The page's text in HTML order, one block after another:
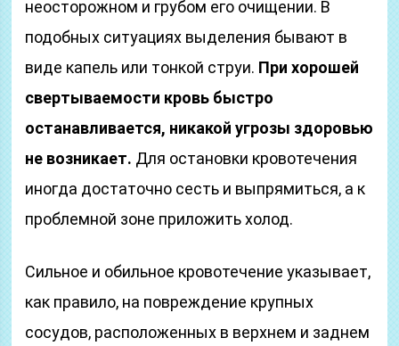
неосторожном и грубом его очищении. В
подобных ситуациях выделения бывают в
виде капель или тонкой струи. При хорошей
свертываемости кровь быстро
останавливается, никакой угрозы здоровью
не возникает. Для остановки кровотечения
иногда достаточно сесть и выпрямиться, а к
проблемной зоне приложить холод.
Сильное и обильное кровотечение указывает,
как правило, на повреждение крупных
сосудов, расположенных в верхнем и заднем